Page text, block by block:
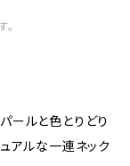
ールと色とりどり
アルな一連ネック